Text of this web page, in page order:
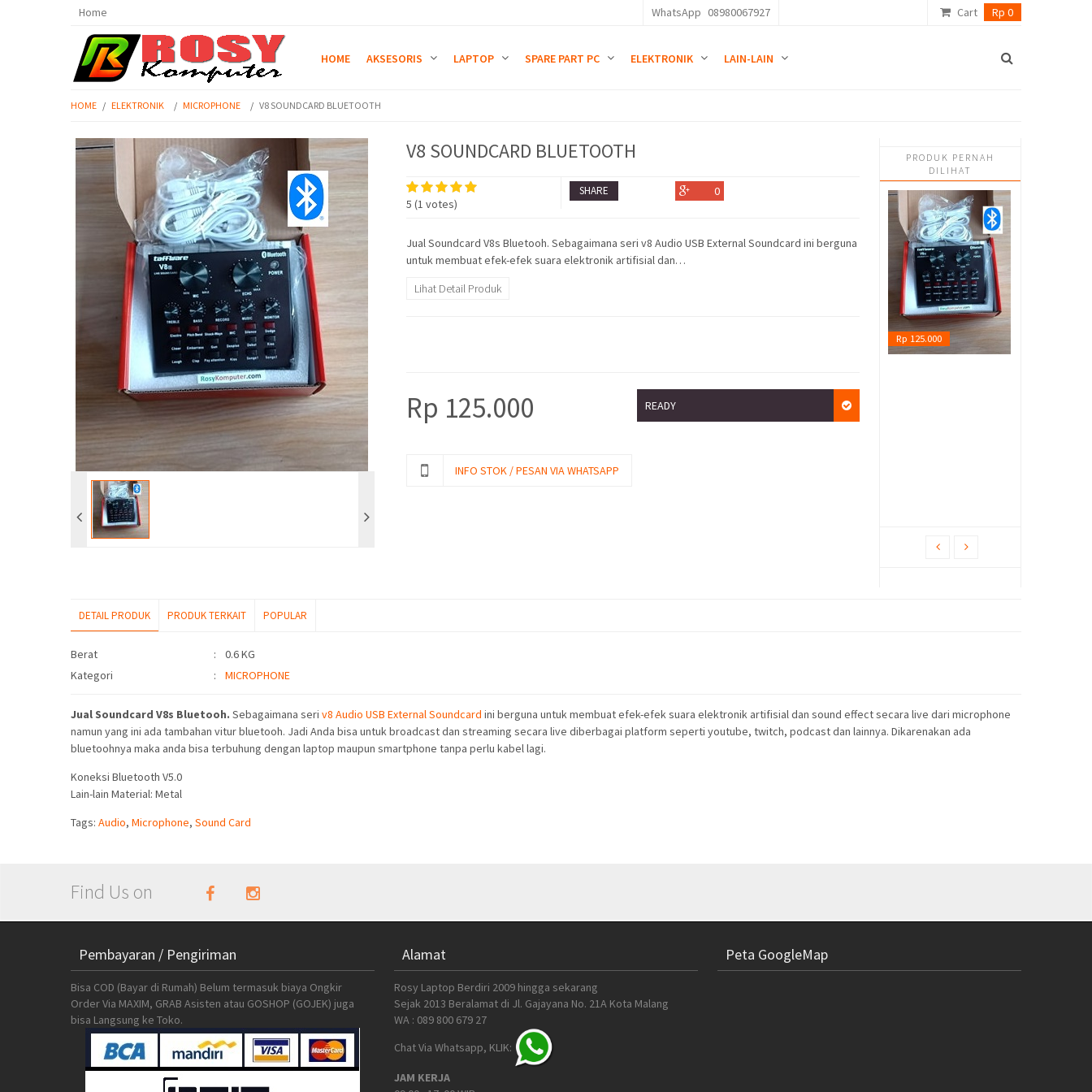
Home WhatsApp 08980067927 Cart Rp 0
HOME AKSESORIS LAPTOP SPARE PART PC ELEKTRONIK LAIN-LAIN
HOME / ELEKTRONIK / MICROPHONE / V8 SOUNDCARD BLUETOOTH
V8 SOUNDCARD BLUETOOTH
5 (1 votes)
SHARE 0
Jual Soundcard V8s Bluetooh. Sebagaimana seri v8 Audio USB External Soundcard ini berguna
untuk membuat efek-efek suara elektronik artifisial dan…
Lihat Detail Produk
READY
Rp 125.000
INFO STOK / PESAN VIA WHATSAPP
PRODUK PERNAH
DILIHAT
Rp 125.000
DETAIL PRODUK PRODUK TERKAIT POPULAR
Detail Produk
Berat :
0.6 KG
Kategori
: MICROPHONE
Jual Soundcard V8s Bluetooh. Sebagaimana seri v8 Audio USB External Soundcard ini berguna untuk membuat efek-efek suara elektronik artifisial dan sound effect secara live dari microphone
namun yang ini ada tambahan vitur bluetooh. Jadi Anda bisa untuk broadcast dan streaming secara live diberbagai platform seperti youtube, twitch, podcast dan lainnya. Dikarenakan ada
bluetoohnya maka anda bisa terbuhung dengan laptop maupun smartphone tanpa perlu kabel lagi.
Koneksi Bluetooth V5.0
Lain-lain Material: Metal
Tags: Audio, Microphone, Sound Card
Find Us on
Pembayaran / Pengiriman
Bisa COD (Bayar di Rumah) Belum termasuk biaya Ongkir
Order Via MAXIM, GRAB Asisten atau GOSHOP (GOJEK) juga
bisa Langsung ke Toko.
Alamat
Rosy Laptop Berdiri 2009 hingga sekarang
Sejak 2013 Beralamat di Jl. Gajayana No. 21A Kota Malang
WA : 089 800 679 27
Chat Via Whatsapp, KLIK:
JAM KERJA
Peta GoogleMap